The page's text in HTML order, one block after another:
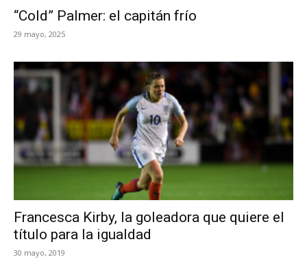
“Cold” Palmer: el capitán frío
29 mayo, 2025
Francesca Kirby, la goleadora que quiere el
título para la igualdad
30 mayo, 2019